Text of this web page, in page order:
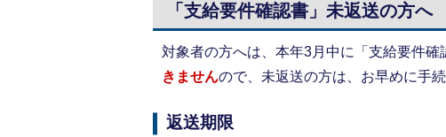
「支給要件確認書」未返送の方へ
対象者の方へは、本年3月中に「支給要件確
きませんので、未返送の方は、お早めに手
返送期限